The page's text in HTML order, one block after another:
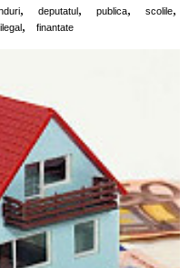
, deputatul, publica, scolile,
ilegal , finantate